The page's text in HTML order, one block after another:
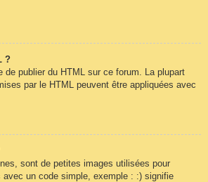
?
de publier du HTML sur ce forum. La plupart
par le HTML peuvent être appliquées avec
sont de petites images utilisées pour
un code simple, exemple : :) signifie